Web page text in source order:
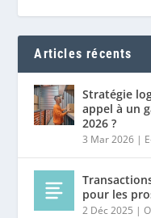
Articles récents
Stratégie
appel à un
2026 ?
3 Mar 2026 |
pour les
2 Déc 2025 |